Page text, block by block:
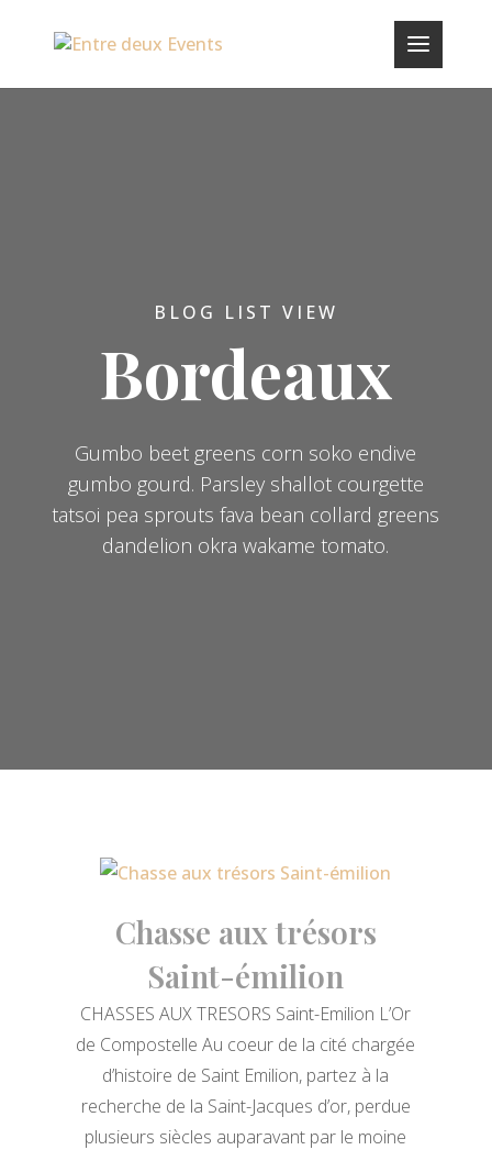
BLOG LIST VIEW
Bordeaux
Gumbo beet greens corn soko endive
gumbo gourd. Parsley shallot courgette
tatsoi pea sprouts fava bean collard greens
dandelion okra wakame tomato.
Chasse aux trésors
Saint-émilion
CHASSES AUX TRESORS Saint-Emilion L’Or
de Compostelle Au coeur de la cité chargée
d’histoire de Saint Emilion, partez à la
recherche de la Saint-Jacques d’or, perdue
plusieurs siècles auparavant par le moine